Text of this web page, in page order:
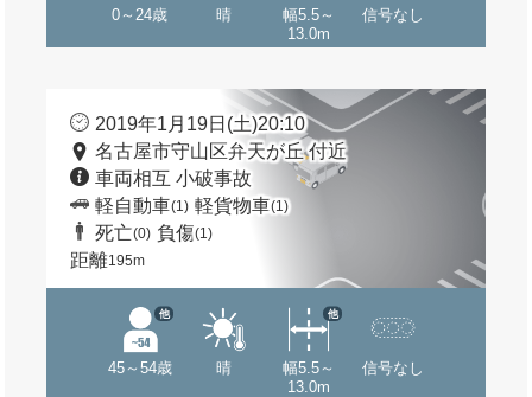
0～24歳 晴
幅5.5～
13.0m
信号なし
2019年1月19日(土)20:10
名古屋市守山区弁天が丘 付近
車両相互 小破事故
軽自動車(1) 軽貨物車(1)
死亡(0) 負傷(1)
距離195m
45～54歳
他
晴
幅5.5～
13.0m
他
信号なし